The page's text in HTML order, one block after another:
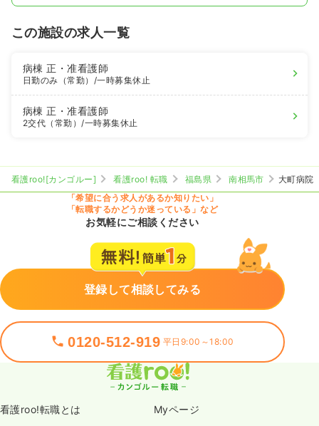
この施設の求人一覧
病棟正・准看護師
日勤のみ（常勤） /一時募集休止
病棟正・准看護師
2交代（常勤） /一時募集休止
看護roo![カンゴルー] 看護roo! 転職 福島県 南相馬市
大町病院
「希望に合う求人があるか知りたい」
「転職するかどうか迷っている」など
お気軽にご相談ください
登録して相談してみる
0120-512-919 平日9:00～18:00
看護roo!転職とは Myページ